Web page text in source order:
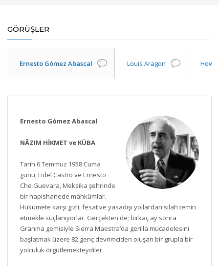
GÖRÜŞLER
Ernesto Gómez Abascal Louis Aragon
Ernesto Gómez Abascal
NÂZIM HİKMET ve KÜBA
Tarih 6 Temmuz 1958 Cuma
günü, Fidel Castro ve Ernesto
Che Guevara, Meksika şehrinde
bir hapishanede mahkûmlar.
Hükümete karşı gizli, fesat ve yasadışı yollardan silah temin
etmekle suçlanıyorlar. Gerçekten de; birkaç ay sonra
Granma gemisiyle Sierra Maestra’da gerilla mücadelesini
başlatmak üzere 82 genç devrimciden oluşan bir grupla bir
yolculuk örgütlemekteydiler.